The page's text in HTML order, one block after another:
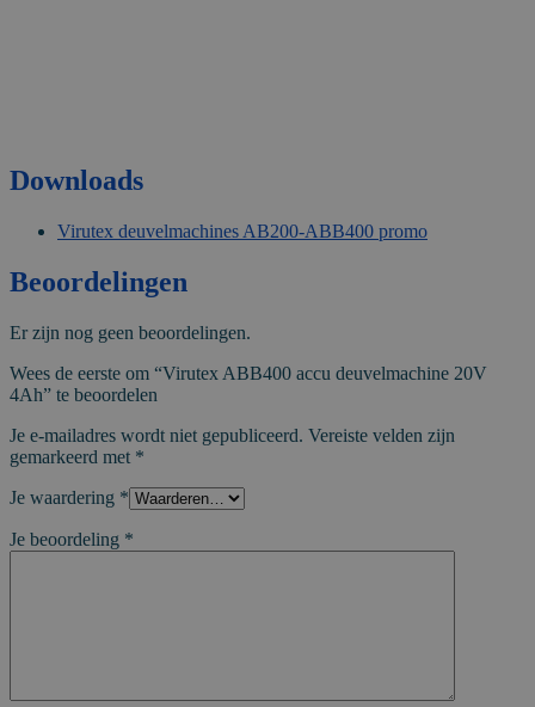
Downloads
Virutex deuvelmachines AB200-ABB400 promo
Beoordelingen
Er zijn nog geen beoordelingen.
Wees de eerste om “Virutex ABB400 accu deuvelmachine 20V
4Ah” te beoordelen
Je e-mailadres wordt niet gepubliceerd. Vereiste velden zijn
gemarkeerd met *
Je waardering *
Je beoordeling *